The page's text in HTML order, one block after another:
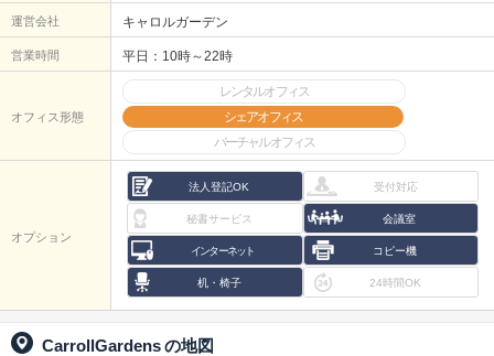
運営会社 キャロルガーデン
営業時間 平日：10時～22時
オフィス形態
レンタルオフィス
シェアオフィス
バーチャルオフィス
オプション
法人登記OK 受付対応
秘書サービス 会議室
インターネット コピー機
机・椅子 24時間OK
CarrollGardensの地図